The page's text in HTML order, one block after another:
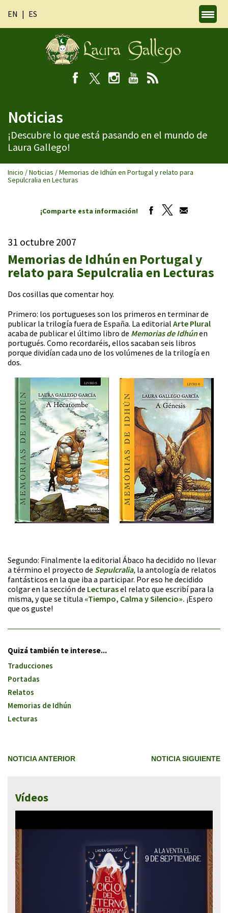
EN ES
Noticias
¡Descubre lo que está pasando en el mundo de
Laura Gallego!
Inicio /Noticias /Memorias de Idhún en Portugal y relato para
Sepulcralia en Lecturas
¡Comparte esta información!
31 octubre 2007
Memorias de Idhún en Portugal y
relato para Sepulcralia en Lecturas
Dos cosillas que comentar hoy.
Primero: los portugueses son los primeros en terminar de
publicar la trilogía fuera de España. La editorial Arte Plural
acaba de publicar el último libro de Memorias de Idhúnen
portugués. Como recordaréis, ellos sacaban seis libros
porque dividían cada uno de los volúmenes de la trilogía en
dos.
Segundo: Finalmente la editorial Ábaco ha decidido no llevar
a término el proyecto de Sepulcralia, la antología de relatos
fantásticos en la que iba a participar. Por eso he decidido
colgar en la sección de Lecturasel relato que escribí para la
misma, y que se titula «Tiempo, Calma y Silencio». ¡Espero
que os guste!
Quizá también te interese...
Traducciones
Portadas
Relatos
Memorias de Idhún
Lecturas
NOTICIA ANTERIOR NOTICIA SIGUIENTE
Vídeos